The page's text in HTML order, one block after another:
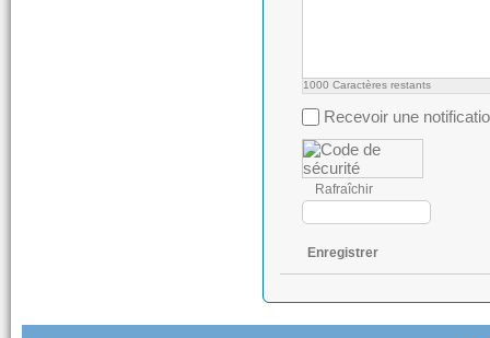
1000 Caractères restants
Recevoir une
Rafraîchir
Enregistrer